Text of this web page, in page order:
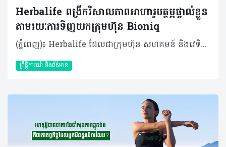
Herbalife ពង្រីកវិសាលភាពអាហារូបត្ថម្ភផ្ទាល់ខ្លួន
តាមរយៈការទិញយកក្រុមហ៊ុន Bioniq
(ភ្នំពេញ)៖ Herbalife ដែលជាក្រុមហ៊ុន សហគមន៍ និងវេទិកាភ្ជាប់ទំនាក់ទំនង លំដាប់ថ្នាក់ពិភពលោក ផ្នែកសុខភាព និងសុខុមាលភាពបានចែករំលែកអំពី ការប្រកាសអំពីកិច្ចព្រមព្រៀងក្នុងការទិញយកទ្រព្យសម្បត្តិមួយចំនួនពីក្រុមហ៊ុន Bioniq ដែលជាក្រុមហ៊ុនអាហារូបត្ថម្ភផ្ទាល់ខ្លួន ដែលមានមូលដ្ឋាននៅចក្រភពអង់គ្លេស។ ប្រតិបត្តិការនេះនឹងជម្រុញ Herbalife ឱ្យឈានទៅមុខមួយកម្រិតទៀត ក្នុងនាមជាក្រុមហ៊ុនសុខភាព និងសុខុមាលភាពដែលផ្អែកលើបច្ចេកវិទ្យា និងទិន្នន័យ។ លោក Stephan Gratziani នាយកប្រតិបត្តិក្រុមហ៊ុន Herbalife បានមានប្រសាសន៍ថា៖ “សុខភាព និងសុខុមាលភាព គឺកាន់តែមានលក្ខណៈផ្ទាល់ខ្លួន និងផ្អែកលើទិន្នន័យព័ត៌មាន។ តាមរយៈការបញ្ចូលបច្ចេកវិទ្យាអាហារូបត្ថម្ភផ្ទាល់ខ្លួនរបស់ Bioniq ជាមួយ Pro2col តាមរយៈបណ្តាញចែកចាយទូទាំងពិភពលោករបស់យើង គឺយើងកំពុងពង្រីកវិសាលភាពក្នុងការផ្តល់ជូននូវសុខុមាលភាពផ្ទាល់ខ្លួនក្នុងកម្រិតដ៏ធំធេងមួយ”។ Bioniq បង្កើតរូបមន្តអាហារូបត្ថម្ភផ្ទាល់ខ្លួនដោយប្រើប្រាស់បច្ចេកវិទ្យា ព័ត៌មានសុខភាពបុគ្គល និងមូលដ្ឋានទិន្នន័យជីវសញ្ញាផ្ទាល់ខ្លួន។ រូបមន្តអាហារូបត្ថម្ភរបស់ Bioniq ត្រូវបានរចនាឡើងសម្រាប់បុគ្គលជាច្រើនប្រភេទ ចាប់ពីអ្នកប្រើប្រាស់ទូទៅ រហូតដល់អត្តពលិកលំដាប់ពិភពលោក រួមទាំងលោក Cristiano Ronaldo ផងដែរ។ Bioniq នឹងមកបំពេញបន្ថែមលើ Pro2col និង Link BioSciences ដែលត្រូវបានទិញយកក្នុងគ្រាមុនដោយ Herbalife។ ការទិញយកទ្រព្យសម្បត្តិរបស់ Bioniq អនុញ្ញាតឱ្យ Herbalife អាចផ្តល់ជូននូវអាហារូបត្ថម្ភផ្ទាល់ខ្លួនកាន់តែទូលំទូលាយ និងបានកាន់តែច្រើនទម្រង់ជាងមុន។ ការរួមបញ្ចូលគ្នានៃបច្ចេកវិទ្យារបស់ Bioniq ជាមួយនឹងជំនាញផលិតកម្មរបស់ Herbalife នឹងអនុញ្ញាតឱ្យក្រុមហ៊ុនពង្រីកអាហាររូបត្ថម្ភបានក្នុងកម្រិតកាន់តែធំ និងកាន់តែលឿនរហ័ស។ លោក Vadim Fedotov ស្ថាបនិក និងជាប្រធានក្រុមហ៊ុន Bioniq បានមានប្រសាសន៍ថា៖ «ខ្ញុំបានបង្កើត Bioniq ក្នុងឆ្នាំ ២០១៩ ជាមួយនឹងចក្ខុវិស័យក្នុងការជួយមនុស្សដើម្បីធ្វើឱ្យសុខុមាលភាពរបស់ពួកគេកាន់តែប្រសើរ តាមរយៈវិធីសាស្ត្រអាហារូបត្ថម្ភ ដែលផ្អែកលើវិទ្យាសាស្ត្រ ដែលរួមបញ្ចូលទិន្នន័យជីវសញ្ញា និងរបៀបរស់នៅរបស់បុគ្គលផ្ទាល់ខ្លួន។ខ្ញុំរីករាយដែលបានចូលរួមជាមួយ Herbalife រួមជាមួយនឹងបណ្តាញចែកចាយទូទាំងពិភពលោក និងការប្តេជ្ញាចិត្តក្នុងការលើកកម្ពស់សុខុមាលភាពក្នុងកម្រិតជាសកលរបស់ Herbalife»។ លោក Cristiano Ronaldo ដែលជាដៃគូរបស់ Herbalife និងជាម្ចាស់ភាគហ៊ុនម្នាក់របស់ Bioniq ផងនោះ គាំទ្រយ៉ាងពេញទំហឹងនូវគោលដៅរបស់ Herbalife ក្នុងការនាំយកអាហាររូបត្តម្ភដែលរៀបចំតាមតម្រូវការបុគ្គល ទៅកាន់មនុស្សកាន់តែច្រើននៅទូទាំងពិភពលោក តាមរយៈបណ្តាញអ្នកចែកចាយឯករាជ្យដែលមានស្រាប់។ លោក Cristiano Ronaldo បានមានប្រសាសន៍ថា៖ “ពេញមួយអាជីពរបស់ខ្ញុំ ជីវមាត្រ (biometrics) និងអាហាររូបត្តម្ភផ្ទាល់ខ្លួន គឺជាចំណុចស្នូលក្នុងការជួយឱ្យខ្ញុំអាចធ្វើសកម្មភាព និងប្រកួតប្រជែងក្នុងកម្រិតខ្ពស់បំផុតមួយបាន។ ក្នុងនាមជាអ្នកប្រើប្រាស់ Herbalife និង Bioniq ផ្ទាល់ជាច្រើនឆ្នាំមកនេះ ខ្ញុំយល់ច្បាស់ថាការប្រើប្រាស់អាហារូបត្ថម្ភដែលរៀបចំឱ្យត្រូវតាមតម្រូវការជាក់ស្តែង ពិតជាមានសារៈសំខាន់ណាស់ក្នុងការជួយឱ្យរាងកាយ និងសមត្ថភាពរបស់ខ្ញុំអាចឡើងទៅដល់កម្រិតខ្ពស់បាន។ ខ្ញុំពិតជារីករាយណាស់ដែលបានឃើញ Bioniq ក្លាយជាផ្នែកមួយនៃវិសាលភាពដ៏ធំធេងរបស់ Herbalife ក្នុងការជម្រុញអោយមនុស្សបានយល់ដឹងអំពីអាហារូបត្ថម្ភក៏ដូចជាសុខមាលភាពផ្ទាល់ខ្លួន”។ ប្រតិបត្តិការនេះត្រូវបានរំពឹងថានឹងបញ្ចប់នៅក្នុងត្រីមាសទីពីរនៃឆ្នាំ២០២៦បន្ទាប់ពីឆ្លងកាត់ការត្រួតពិនិត្យតាមច្បាប់ និងលក្ខខណ្ឌផ្សេងៗរួចរាល់។តម្លៃសរុបនៃការទិញមានចំនួន ៥៥ លានដុល្លារ ហើយនឹងត្រូវបង់ក្នុងរយៈពេល ៥ ឆ្នាំ ដោយទូទាត់ដំបូងចំនួន ១០ លានដុល្លារនៅពេលបញ្ចប់កិច្ចសន្យា។ ក្រៅពីនេះ ក្រុមហ៊ុនក៏នឹងបន្ថែមទឹកប្រាក់រហូតដល់ ៩៥ លានដុល្លារទៀតផងដែរ ប្រសិនបើអាជីវកម្មនេះសម្រេចបានលទ្ធផលល្អទៅតាមគោលដៅនាពេលខាងមុខ។ ជាផ្នែកមួយនៃប្រតិបត្តិការនេះ Herbalife ក៏ទទួលបានសិទ្ធិទិញយក (call option) ក្រុមហ៊ុន Bioniq LAB ដែលជាបណ្តាញដាច់ដោយឡែកមួយផ្តោតលើម៉ូលេគុលតូចៗ និង peptides។ ជម្រើសនេះជួយឱ្យក្រុមហ៊ុនមានភាពបត់បែនក្នុងការសិក្សាពីឱកាសថ្មីៗក្នុងវិស័យនេះ ប្រកបដោយសុក្រិតភាព និងការប្រើប្រាស់ដើមទុនដោយមានប្រសិទ្ធភាព។ ផលិតផល Bioniq អាចរំពឹងថានឹងមាននៅចុងឆ្នាំ២០២៦នេះ តាមរយៈអ្នកចែកចាយឯករាជ្យ Herbalife ក្នុងប្រទេសមួយចំនួនក្នុងតំបន់អឺរ៉ុប និងសហរដ្ឋអាមេរិក ហើយទីផ្សារបន្ថែមទៀតនឹងមានជាបន្តបន្ទាប់នាពេលខាងមុខ។ អំពី Bioniq Bioniq ចាប់ផ្តើមដំណើរការក្នុងឆ្នាំ២០១៩ នៅទីក្រុងឡុងដ៍ ចក្រភពអង់គ្លេស ជាក្រុមហ៊ុនឈានមុខគេក្នុងការផ្តល់អាហារូបត្ថម្ភផ្ទាល់ខ្លួន ផ្អែកលើកម្រងសំណួរផ្ទាល់ខ្លួន និងទិន្នន័យដែលទទួលបានតាមរយៈការធ្វើតេស្តឈាមដោយផ្ទាល់។ Bioniq ផ្ដល់សេវាកម្មដឹកជញ្ជូនទូទាំងសកលលោក និងមានទិន្នន័យព័ត៌មានអាហារូបត្ថម្ភដ៏ធំសម្បើម ជួយឱ្យក្រុមហ៊ុនបង្កើតរូបមន្តអាហារូបត្ថម្ភផ្ទាល់ខ្លួនដល់មនុស្សរាប់សែននាក់ដោយកំណត់យកតែសារធាតុចិញ្ចឹម និងកម្រិតប្រើប្រាស់ណាដែលរាងកាយរបស់បុគ្គលម្នាក់ៗកំពុងខ្វះខាតពិតប្រាកដ។ សម្រាប់ព័ត៌មានបន្ថែម សូមចូលទៅកាន់៖ https://www.bioniq.com/ ។ អំពីក្រុមហ៊ុន Herbalife ក្រុមហ៊ុន Herbalife (NYSE: HLF) គឺជាក្រុមហ៊ុនសុខភាព និងសុខុមាលភាពឈានមុខគេ និងជាសហគមន៍ដែលកំពុងផ្លាស់ប្តូរជីវិតរបស់មនុស្សជាមួយនឹងផលិតផលអាហារូបត្ថម្ភដ៏អស្ចារ្យ និងជាឱកាសអាជីវកម្មសម្រាប់សមាជិកឯករាជ្យ​របស់ខ្លួនចាប់តាំងពីឆ្នាំ 1980។ ក្រុមហ៊ុនផ្តល់ជូននូវផលិតផលដែលគាំទ្រដោយវិទ្យាសាស្រ្តដល់អ្នកប្រើប្រាស់នៅក្នុងទីផ្សារជាង 90។ តាមរយៈសមាជិកឯករាជ្យដែលផ្តល់ជូននូវការបណ្តុះបណ្តាលមួយទល់មួយ និងផ្តល់ការគាំទ្រសហគមន៍ដោយបំផុសគំនិតឱ្យអតិថិជនប្រកាន់ខ្ជាប់នូវរបៀបរស់នៅដែលមានភាពសកម្ម។
ព្រឹត្តិការណ៍ និងព័ត៌មាន